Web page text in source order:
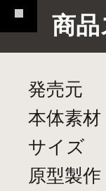
商品
発売元
本体素
サイズ
原型製